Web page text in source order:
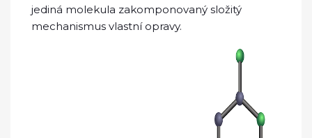
jediná molekula zakomponovaný složitý
mechanismus vlastní opravy.